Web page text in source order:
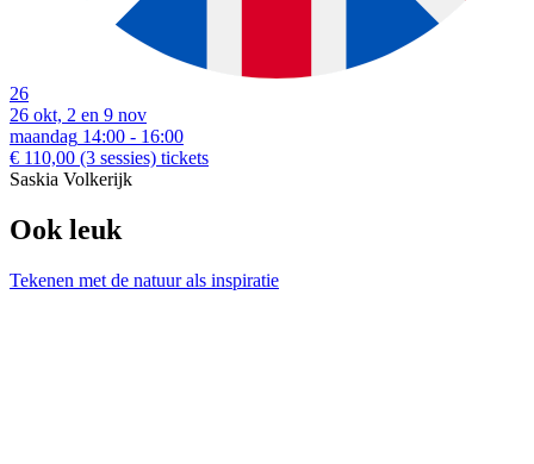
26
26 okt, 2 en 9 nov
maandag 14:00 - 16:00
€ 110,00 (3 sessies) tickets
Saskia Volkerijk
Ook leuk
Tekenen met de natuur als inspiratie